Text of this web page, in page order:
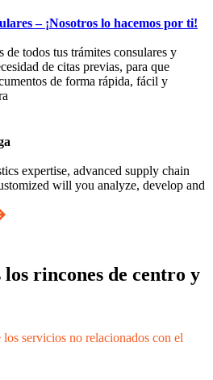
– ¡Nosotros lo hacemos por ti!
de todos tus trámites consulares y
de citas previas, para que
de forma rápida, fácil y
expertise, advanced supply chain
will you analyze, develop and
los rincones de centro y
servicios no relacionados con el